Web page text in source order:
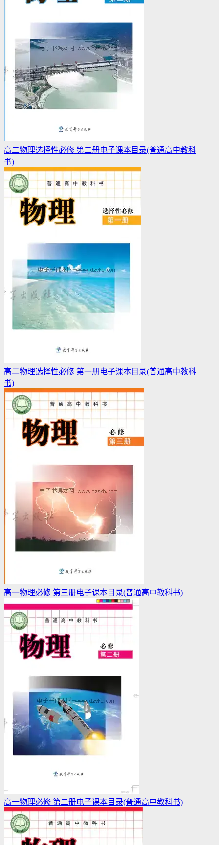
高二物理选择性必修 第二册电子课本目录(普通高中教科
书)
高二物理选择性必修 第一册电子课本目录(普通高中教科
书)
高一物理必修 第三册电子课本目录(普通高中教科书)
高一物理必修 第二册电子课本目录(普通高中教科书)